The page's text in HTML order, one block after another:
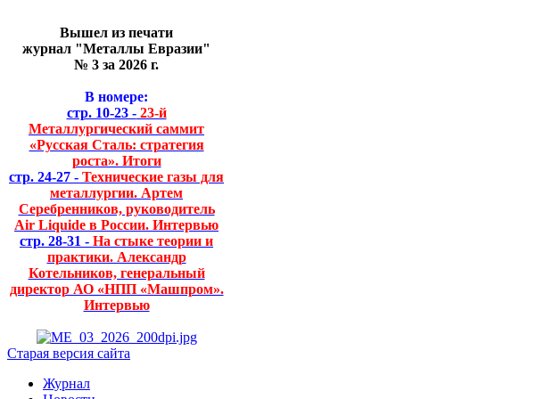
Вышел из печати
журнал "Металлы Евразии"
№ 3 за 2026 г.
В номере:
стр. 10-23 -23-й
Металлургический саммит
«Русская Сталь: стратегия
роста». Итоги
стр. 24-27 - Технические газы для
металлургии. Артем
Серебренников, руководитель
Air Liquide в России. Интервью
стр. 28-31 - На стыке теории и
практики. Александр
Котельников, генеральный
директор АО «НПП «Машпром».
Интервью
Старая версия сайта
Журнал